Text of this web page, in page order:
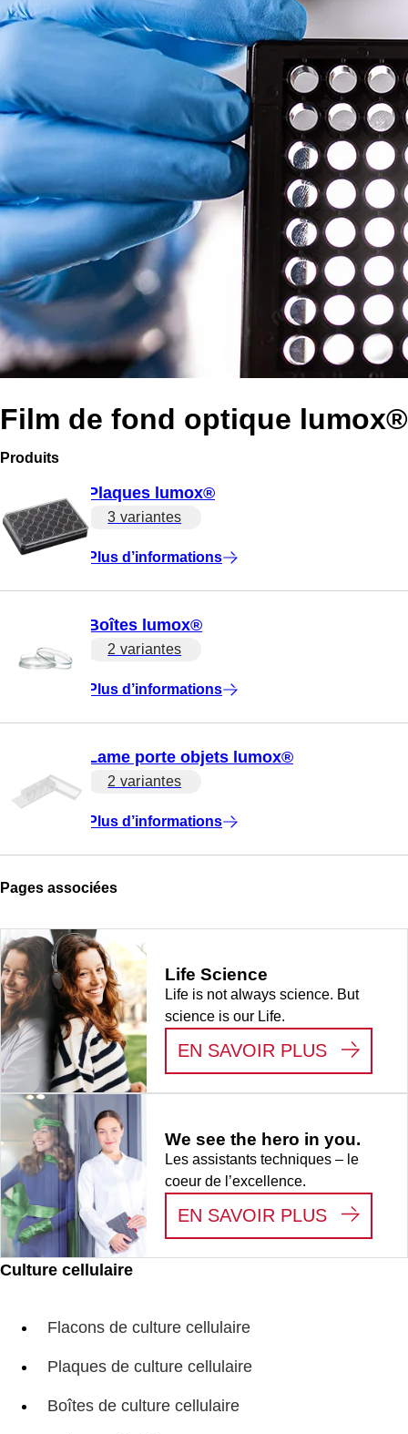
Film de fond optique lumox®
Culture cellulaire
Flacons de culture cellulaire
Plaques de culture cellulaire
Boîtes de culture cellulaire
Produits
Plaques lumox®
3 variantes
Plus d’informations
Boîtes lumox®
2 variantes
Plus d’informations
Lame porte objets lumox®
2 variantes
Plus d’informations
Pages associées
Life Science
Life is not always science. But
science is our Life.
EN SAVOIR PLUS: LIFE
We see the hero in you.
Les assistants techniques – le
coeur de l’excellence.
EN SAVOIR PLUS: WE